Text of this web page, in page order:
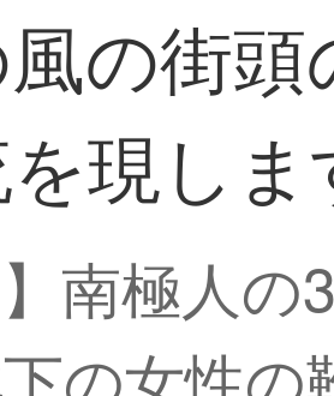
の街頭
現しま
南極人
の女性の